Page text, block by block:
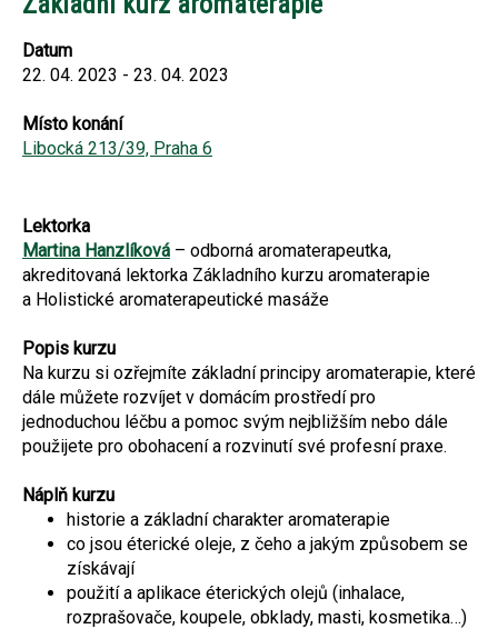
Datum
22. 04. 2023 - 23. 04. 2023
Místo konání
Libocká 213/39, Praha 6
Lektorka
Martina Hanzlíková – odborná aromaterapeutka,
akreditovaná lektorka Základního kurzu aromaterapie
a Holistické aromaterapeutické masáže
Popis kurzu
Na kurzu si ozřejmíte základní principy aromaterapie, které
dále můžete rozvíjet v domácím prostředí pro
jednoduchou léčbu a pomoc svým nejbližším nebo dále
použijete pro obohacení a rozvinutí své profesní praxe.
Náplň kurzu
historie a základní charakter aromaterapie
co jsou éterické oleje, z čeho a jakým způsobem se
získávají
použití a aplikace éterických olejů (inhalace,
rozprašovače, koupele, obklady, masti, kosmetika…)